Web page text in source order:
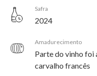
Safra
2024
Amadurecimento
Parte do vinho foi
carvalho francês